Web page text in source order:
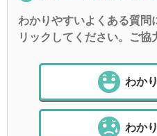
わかりやすいよくある質問
リックしてください。ご協
わか
わか